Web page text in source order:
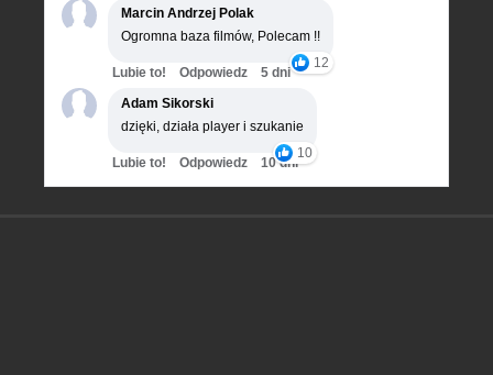
Marcin Andrzej Polak
Ogromna baza filmów, Polecam !!
12
Lubie to! Odpowiedz
5 dni
Adam Sikorski
dzięki, działa player i szukanie
10
Lubie to! Odpowiedz 10 dni